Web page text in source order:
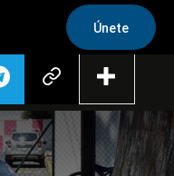
Únete